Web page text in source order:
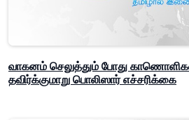
வாகனம் செலுத்தும் போது
தவிர்க்குமாறு பொலிஸார் எச்சரிக்கை